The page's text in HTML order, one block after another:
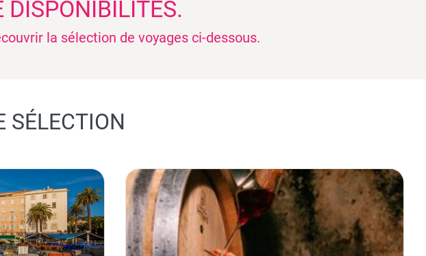
la sélection de voyages ci-dessous.
SÉLECTION